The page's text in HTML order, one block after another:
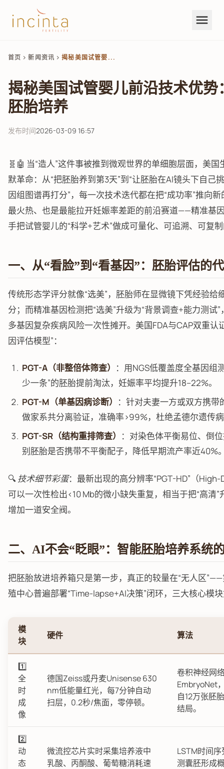
menu
首页 chevron_right新闻资讯 chevron_right揭秘美国试管婴...
揭秘美国试管婴儿前沿技术优
胚胎培养
发布时间2026-03-09 16:57
🧬🤖 当“造人”这件事被推到微观世界的单细胞层面，美
默革命：从“把胚胎养到第3天”到“让胚胎在AI镜头下自己
因组图谱再打分”，每一次技术迭代都在把“成功率”推向
最火热、也是最能拉开妊娠率差距的前沿赛道——精准基
手把试管婴儿的“科学+艺术”做成可量化、可追溯、可复
一、从“看脸”到“看基因”：胚胎评估的
传统形态学评分就像“选美”，胚胎师在显微镜下凭经验
分；而精准基因检测把“选美”升级为“背景调查+能力测
多基因复杂疾病风险一次性摊开。美国FDA与CAP双重
因评估模型”：
PGT-A（非整倍体筛查）
：用NGS低覆盖度全基因组
少一条”的胚胎提前淘汰，妊娠率平均提升18–22%。
PGT-M（单基因病诊断）
：针对夫妻一方或双方携
做家系共分离验证，准确率>99%，杜绝孟德尔遗传
PGT-SR（结构重排筛查）
：对染色体平衡易位、倒
别胚胎是否携带不平衡配子，降低早期流产率近40%
🔍 技术细节彩蛋：最新出现的高分辨率“PGT-HD”（
可以一次性检出<10 Mb的微小缺失重复，相当于把“高清
增加一道安全阀。
二、AI不会“眨眼”：智能胚胎培养系统
把胚胎放进培养箱只是第一步，真正的较量在“无人区
殖中心普遍部署“Time-lapse+AI决策”闭环，三大核心模
模
块
硬件 算法
1️⃣
全
时
成
像
德国Zeiss或丹麦Unisense 630
nm低能量红光，每7分钟自动
扫层，0.2秒/焦面，零停顿。
卷积神经网
EmbryoNet
自12万张胚
结局。
2️⃣
动
态
微流控芯片实时采集培养液中
乳酸、丙酮酸、葡萄糖消耗速
LSTM时间
测囊胚形成